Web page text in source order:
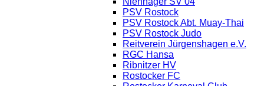
PSV Rostock
PSV Rostock Abt. Muay-Thai
PSV Rostock Judo
Reitverein Jürgenshagen e.V.
RGC Hansa
Ribnitzer HV
Rostocker FC